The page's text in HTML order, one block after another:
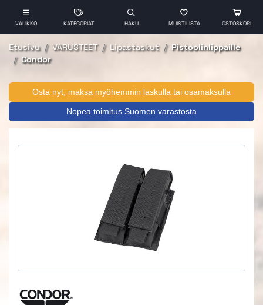
VALIKKO KATEGORIAT HAKU MUISTILISTA OSTOSKORI
Etusivu VARUSTEET Lipastaskut
Pistoolinlippaille
Condor
Osta nyt, maksa myöhemmin laskulla tai osamaksulla
Nopea toimitus Suomen varastosta